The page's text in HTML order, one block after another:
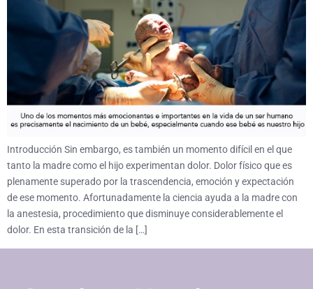
Introducción Sin embargo, es también un momento difícil en el que
tanto la madre como el hijo experimentan dolor. Dolor físico que es
plenamente superado por la trascendencia, emoción y expectación
de ese momento. Afortunadamente la ciencia ayuda a la madre con
la anestesia, procedimiento que disminuye considerablemente el
dolor. En esta transición de la […]